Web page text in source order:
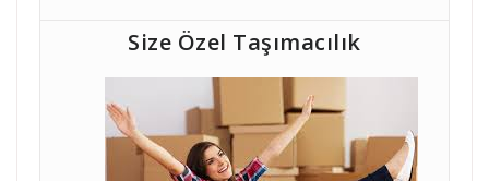
Size Özel Taşımacılık